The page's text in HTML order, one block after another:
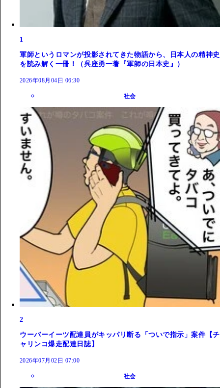
1
軍師というロマンが投影されてきた物語から、日本人の精神史
を読み解く一冊！（呉座勇一著『軍師の日本史』）
2026年08月04日 06:30
社会
2
ウーバーイーツ配達員がキッパリ断る「ついで指示」案件【チ
ャリンコ爆走配達日誌】
2026年07月02日 07:00
社会